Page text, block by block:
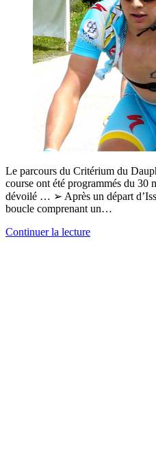
Le parcours du Critérium du
course ont été programmés du 30
dévoilé … ➢ Après un départ
boucle comprenant un…
Continuer la lecture